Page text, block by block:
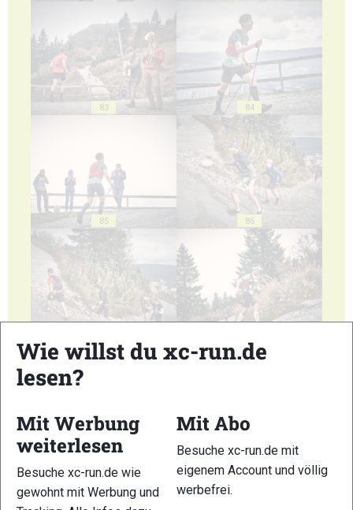
83 84
85 86
89 90
Wie willst du xc-run.de
lesen?
Mit Werbung
weiterlesen
Besuche xc-run.de wie
gewohnt mit Werbung und
Mit Abo
Besuche xc-run.de mit
eigenem Account und völlig
werbefrei.